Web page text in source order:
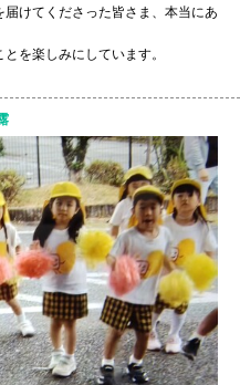
けてくださった皆さま、本当にあ
を楽しみにしています。